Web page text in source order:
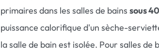
primaires dans les salles de bainssous
puissance calorifique d'un sèche-
la salle de bain est isolée. Pour salles